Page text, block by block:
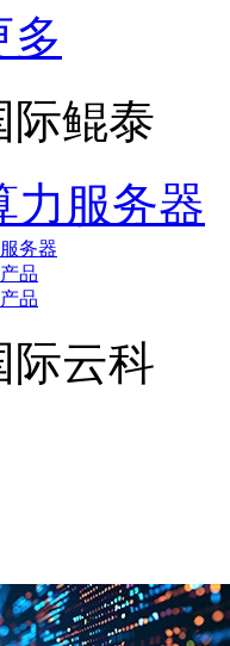
多
际鲲泰
力服务器
务器
品
品
际云科